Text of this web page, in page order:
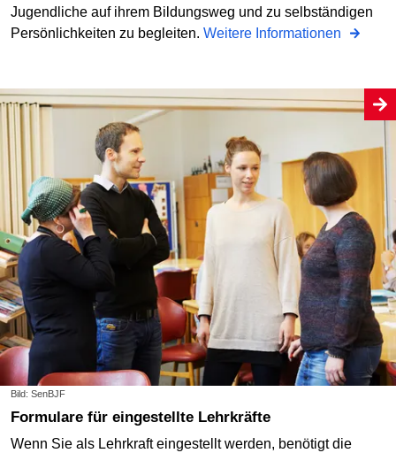
Jugendliche auf ihrem Bildungsweg und zu selbständigen
Persönlichkeiten zu begleiten. Weitere Informationen
Bild: SenBJF
Formulare für eingestellte Lehrkräfte
Wenn Sie als Lehrkraft eingestellt werden, benötigt die